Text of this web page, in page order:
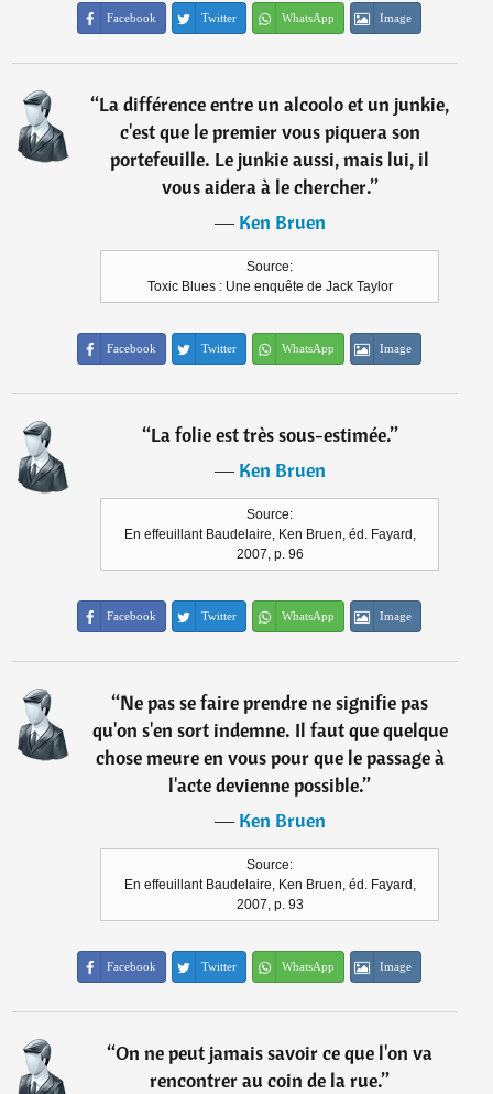
Facebook Twitter WhatsApp Image
“La différence entre un alcoolo et un junkie,
c'est que le premier vous piquera son
portefeuille. Le junkie aussi, mais lui, il
vous aidera à le chercher.”
―Ken Bruen
Source:
Toxic Blues : Une enquête de Jack Taylor
Facebook Twitter WhatsApp Image
“La folie est très sous-estimée.”
―Ken Bruen
Source:
En effeuillant Baudelaire, Ken Bruen, éd. Fayard,
2007, p. 96
Facebook Twitter WhatsApp Image
“Ne pas se faire prendre ne signifie pas
qu'on s'en sort indemne. Il faut que quelque
chose meure en vous pour que le passage à
l'acte devienne possible.”
―Ken Bruen
Source:
En effeuillant Baudelaire, Ken Bruen, éd. Fayard,
2007, p. 93
Facebook Twitter WhatsApp Image
“On ne peut jamais savoir ce que l'on va
rencontrer au coin de la rue.”